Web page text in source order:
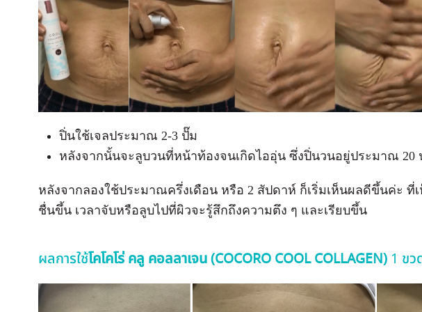
ปิ่นใช้เจลประมาณ 2-3 ปั๊ม
หลังจากนั้นจะลูบวนที่หน้าท้องจนเกิดไออุ่น ซึ่งปิ่นวนอยู่ประมาณ 20
หลังจากลองใช้ประมาณครึ่งเดือน หรือ 2 สัปดาห์ ก็เริ่มเห็นผลดีขึ้นค่ะ
ชื่นขึ้น เวลาจับหรือลูบไปที่ผิวจะรู้สึกถึงความตึง ๆ และเรียบขึ้น
ผลการใช้โคโคโร่ คลู คอลลาเจน (COCORO COOL COLLAGEN) 1 ข